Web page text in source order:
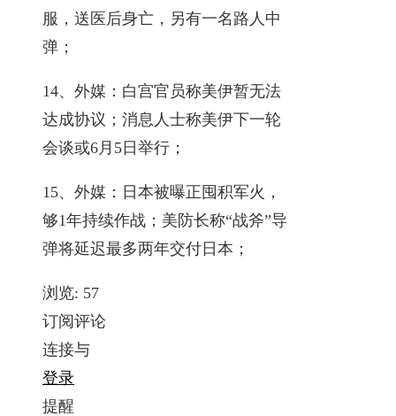
服，送医后身亡，另有一名路人中
弹；
14、外媒：白宫官员称美伊暂无法
达成协议；消息人士称美伊下一轮
会谈或6月5日举行；
15、外媒：日本被曝正囤积军火，
够1年持续作战；美防长称“战斧”导
弹将延迟最多两年交付日本；
浏览: 57
订阅评论
连接与
登录
提醒